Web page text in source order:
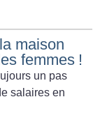
maison
femmes !
un pas
salaires en